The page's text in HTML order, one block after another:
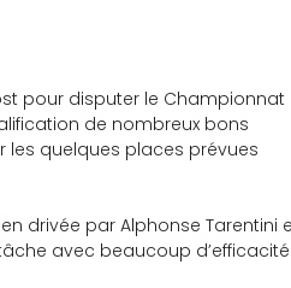
pour disputer le Championnat
de nombreux bons
les quelques places prévues
drivée par Alphonse Tarentini
avec beaucoup d’efficacité.